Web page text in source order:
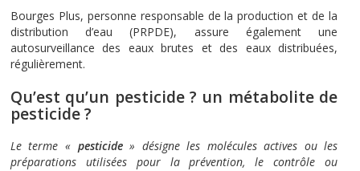
Bourges Plus, personne responsable de la production et de la
distribution d’eau (PRPDE), assure également une
autosurveillance des eaux brutes et des eaux distribuées,
régulièrement.
Qu’est qu’un pesticide ? un métabolite de
pesticide ?
Le terme « pesticide» désigne les molécules actives ou les
préparations utilisées pour la prévention, le contrôle ou